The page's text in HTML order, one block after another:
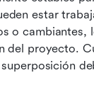
estar
o cambiantes,
del proyecto.